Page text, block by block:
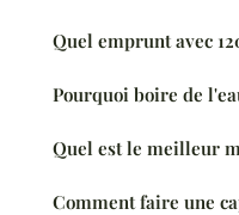
Quel emprunt avec
Pourquoi boire de
Quel est le meilleur
Comment faire une